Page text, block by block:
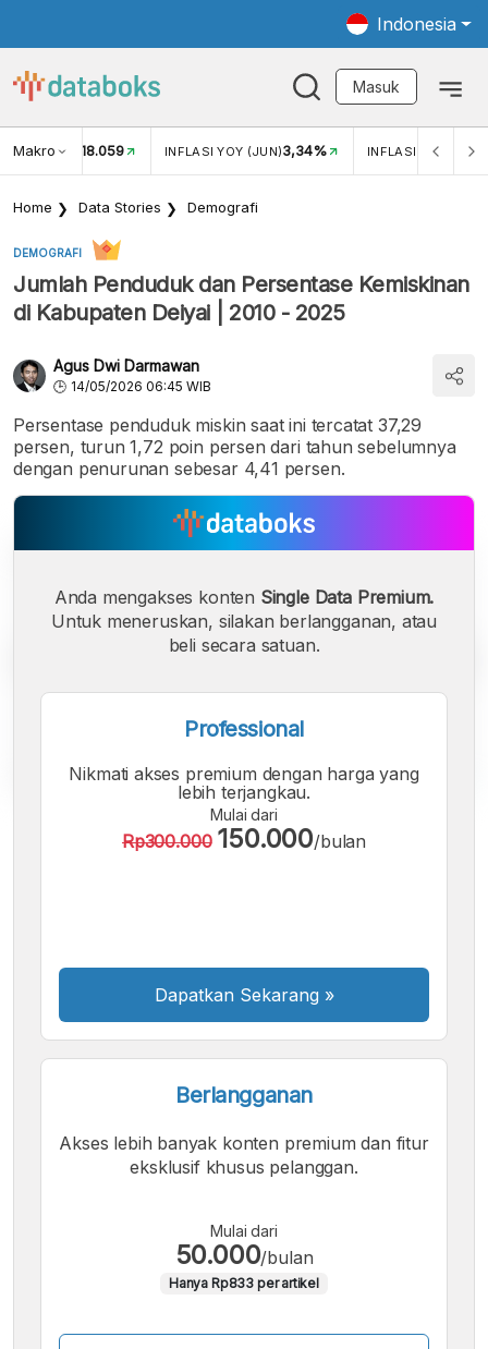
Indonesia
Masuk
Makro
USD/IDR 18.059 INFLASI YOY (JUN)3,34% INFLASI MOM
Home Data Stories Demografi
DEMOGRAFI
Jumlah Penduduk dan Persentase Kemiskinan
di Kabupaten Deiyai | 2010 - 2025
Agus Dwi Darmawan
14/05/2026 06:45 WIB
Persentase penduduk miskin saat ini tercatat 37,29
persen, turun 1,72 poin persen dari tahun sebelumnya
dengan penurunan sebesar 4,41 persen.
Font
A
Font
A
Font
Anda mengakses konten Single Data Premium.
Untuk meneruskan, silakan berlangganan, atau
beli secara satuan.
Professional
Nikmati akses premium dengan harga yang
lebih terjangkau.
Mulai dari
Rp300.000 150.000/bulan
Dapatkan Sekarang »
Berlangganan
Akses lebih banyak konten premium dan fitur
eksklusif khusus pelanggan.
Mulai dari
50.000/bulan
Hanya Rp833 per artikel